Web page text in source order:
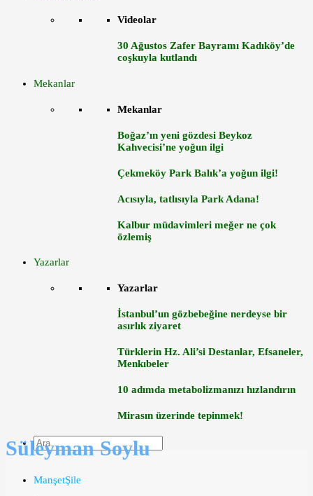
Videolar
30 Ağustos Zafer Bayramı Kadıköy’de
coşkuyla kutlandı
Mekanlar
Mekanlar
Boğaz’ın yeni gözdesi Beykoz
Kahvecisi’ne yoğun ilgi
Çekmeköy Park Balık’a yoğun ilgi!
Acısıyla, tatlısıyla Park Adana!
Kalbur müdavimleri meğer ne çok
özlemiş
Yazarlar
Yazarlar
İstanbul’un gözbebeğine nerdeyse bir
asırlık ziyaret
Türklerin Hz. Ali’si Destanlar, Efsaneler,
Menkıbeler
10 adımda metabolizmanızı hızlandırın
Mirasın üzerinde tepinmek!
Süleyman Soylu
ManşetŞile